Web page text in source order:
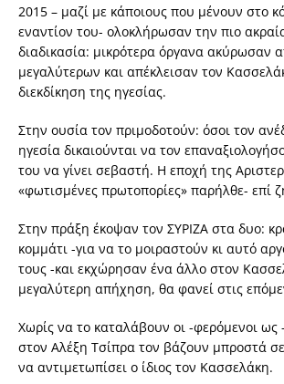
2015 – μαζί με κάποιους που μένουν στο
εναντίον του- ολοκλήρωσαν την πιο
διαδικασία: μικρότερα όργανα ακύρωσαν
μεγαλύτερων και απέκλεισαν τον
διεκδίκηση της ηγεσίας.
Στην ουσία τον πριμοδοτούν: όσοι τον
ηγεσία δικαιούνται να τον
του να γίνει σεβαστή. Η εποχή της
«φωτισμένες πρωτοπορίες» παρήλθε- επί
Στην πράξη έκοψαν τον ΣΥΡΙΖΑ στα δυο:
κομμάτι -για να το μοιραστούν κι αυτό
τους -και εκχώρησαν ένα άλλο στον
μεγαλύτερη απήχηση, θα φανεί στις
Χωρίς να το καταλάβουν οι -φερόμενοι ως
στον Αλέξη Τσίπρα τον βάζουν μπροστά
να αντιμετωπίσει ο ίδιος τον Κασσελάκη.